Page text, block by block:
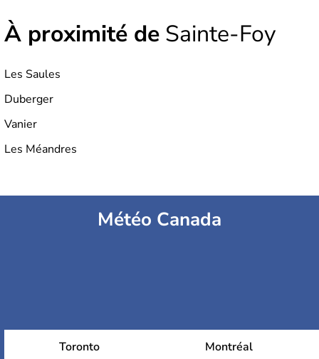
À proximité de Sainte-Foy
Les Saules
Duberger
Vanier
Les Méandres
Météo Canada
Toronto Montréal